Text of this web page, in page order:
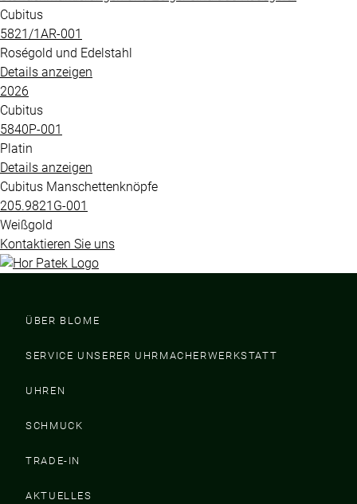
Cubitus
5821​/1AR​-001
Roségold und Edelstahl
Details anzeigen
2026
Cubitus
5840P​-001
Platin
Details anzeigen
Cubitus Manschettenknöpfe
205.9821G​-001
Weißgold
Kontaktieren Sie uns
ÜBER BLOME
SERVICE UNSERER UHRMACHERWERKSTATT
UHREN
SCHMUCK
TRADE-IN
AKTUELLES